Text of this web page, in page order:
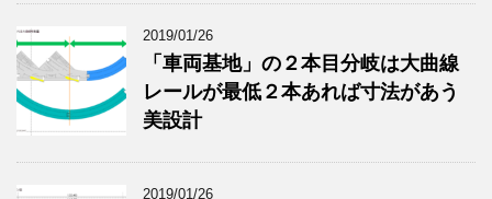
2019/01/26
「車両基地」の２本目分岐は大曲線
レールが最低２本あれば寸法があう
美設計
2019/01/26